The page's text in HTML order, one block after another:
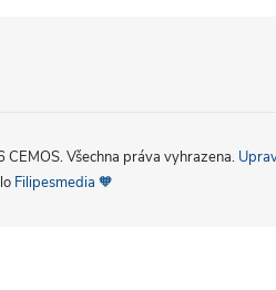
CEMOS. Všechna práva vyhrazena.
Filipesmedia 🧡